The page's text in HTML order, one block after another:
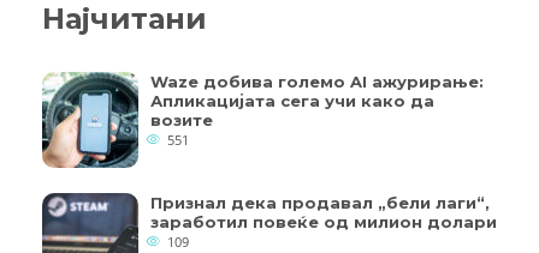
Најчитани
Waze добива големо AI ажурирање:
Апликацијата сега учи како да
возите
551
Признал дека продавал „бели лаги“,
заработил повеќе од милион долари
109